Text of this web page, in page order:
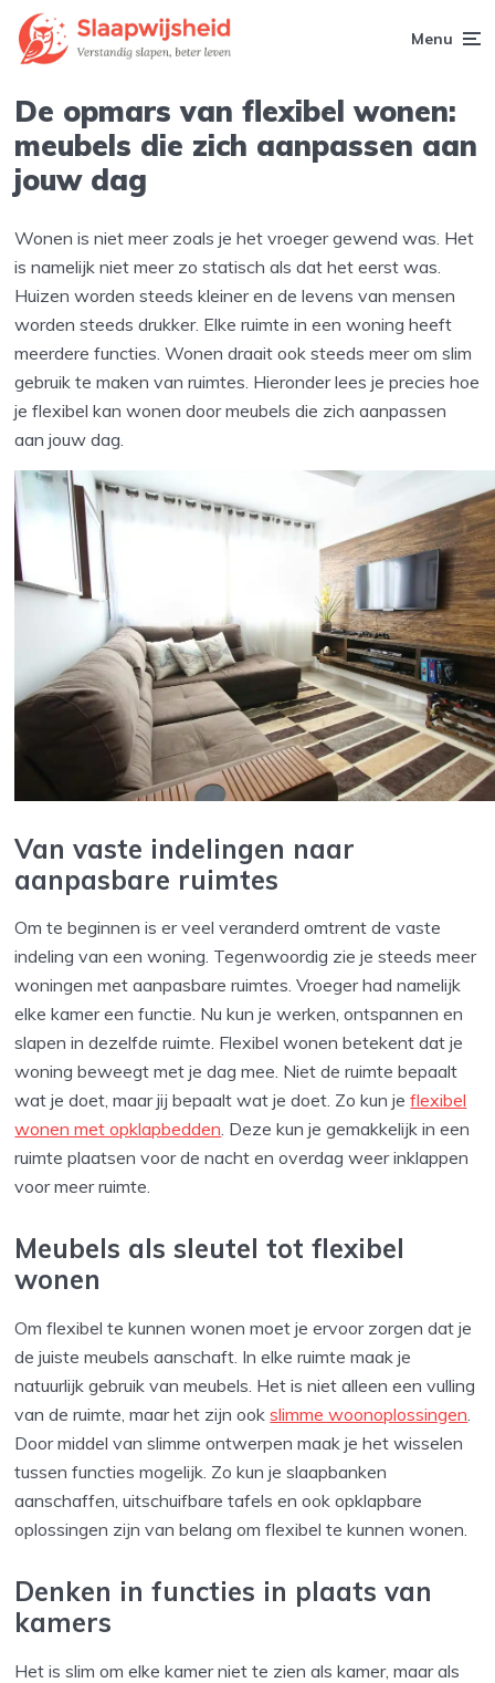
Menu
De opmars van flexibel wonen:
meubels die zich aanpassen aan
jouw dag
Wonen is niet meer zoals je het vroeger gewend was. Het
is namelijk niet meer zo statisch als dat het eerst was.
Huizen worden steeds kleiner en de levens van mensen
worden steeds drukker. Elke ruimte in een woning heeft
meerdere functies. Wonen draait ook steeds meer om slim
gebruik te maken van ruimtes. Hieronder lees je precies hoe
je flexibel kan wonen door meubels die zich aanpassen
aan jouw dag.
Van vaste indelingen naar
aanpasbare ruimtes
Om te beginnen is er veel veranderd omtrent de vaste
indeling van een woning. Tegenwoordig zie je steeds meer
woningen met aanpasbare ruimtes. Vroeger had namelijk
elke kamer een functie. Nu kun je werken, ontspannen en
slapen in dezelfde ruimte. Flexibel wonen betekent dat je
woning beweegt met je dag mee. Niet de ruimte bepaalt
wat je doet, maar jij bepaalt wat je doet. Zo kun jeflexibel
wonen met opklapbedden. Deze kun je gemakkelijk in een
ruimte plaatsen voor de nacht en overdag weer inklappen
voor meer ruimte.
Meubels als sleutel tot flexibel
wonen
Om flexibel te kunnen wonen moet je ervoor zorgen dat je
de juiste meubels aanschaft. In elke ruimte maak je
natuurlijk gebruik van meubels. Het is niet alleen een vulling
van de ruimte, maar het zijn ookslimme woonoplossingen
Door middel van slimme ontwerpen maak je het wisselen
tussen functies mogelijk. Zo kun je slaapbanken
aanschaffen, uitschuifbare tafels en ook opklapbare
oplossingen zijn van belang om flexibel te kunnen wonen.
Denken in functies in plaats van
kamers
Het is slim om elke kamer niet te zien als kamer, maar als